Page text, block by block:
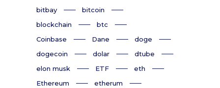
bitbay
bitcoin
blockchain
btc
Coinbase
Dane
doge
dogecoin
dolar
dtube
elon musk
ETF
eth
Ethereum
etherum